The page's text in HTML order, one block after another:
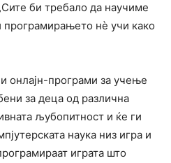
би требало да научиме
програмирањето нè учи како
и онлајн-програми за учење
за деца од различна
љубопитност и ќе ги
наука низ игра и
играта што